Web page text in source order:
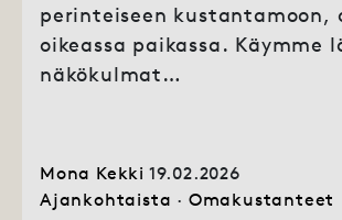
perinteiseen kustantamoon,
oikeassa paikassa. Käymme
näkökulmat…
Mona Kekki 19.02.2026
Ajankohtaista · Omakustanteet